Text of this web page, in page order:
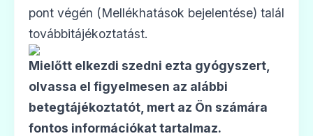
pont végén (Mellékhatások bejelentése) talál
továbbitájékoztatást.
Mielőtt elkezdi szedni ezta gyógyszert,
olvassa el figyelmesen az alábbi
betegtájékoztatót , mert az Ön számára
fontos információkat tartalmaz.